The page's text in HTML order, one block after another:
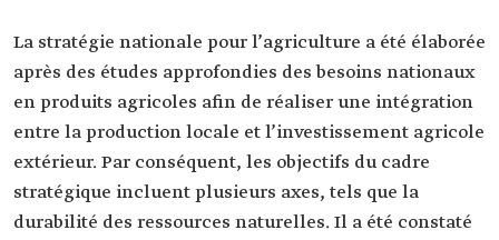
La stratégie nationale pour l’agriculture a été élaborée
après des études approfondies des besoins nationaux
en produits agricoles afin de réaliser une intégration
entre la production locale et l’investissement agricole
extérieur. Par conséquent, les objectifs du cadre
stratégique incluent plusieurs axes, tels que la
durabilité des ressources naturelles. Il a été constaté